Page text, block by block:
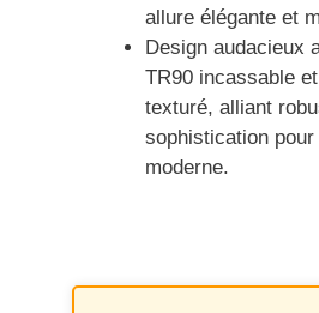
allure élégante et
Design audacieux
TR90 incassable
texturé, alliant
sophistication pour
moderne.